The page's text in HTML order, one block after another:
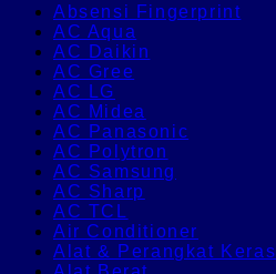
Absensi Fingerprint
AC Aqua
AC Daikin
AC Gree
AC LG
AC Midea
AC Panasonic
AC Polytron
AC Samsung
AC Sharp
AC TCL
Air Conditioner
Alat & Perangkat Keras